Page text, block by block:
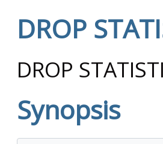
DROP
DROP
Synopsis